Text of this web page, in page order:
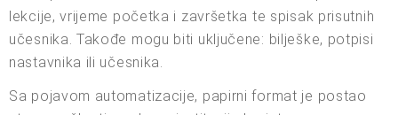
lekcije, vrijeme početka i završetka te spisak prisutnih
učesnika. Takođe mogu biti uključene: bilješke, potpisi
nastavnika ili učesnika.
Sa pojavom automatizacije, papirni format je postao